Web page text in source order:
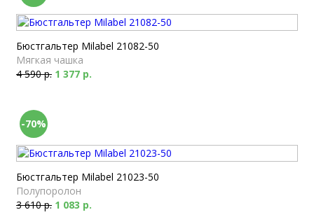
Бюстгальтер Milabel 21082-50
Мягкая чашка
4 590 р. 1 377 р.
-70%
Бюстгальтер Milabel 21023-50
Полупоролон
3 610 р. 1 083 р.